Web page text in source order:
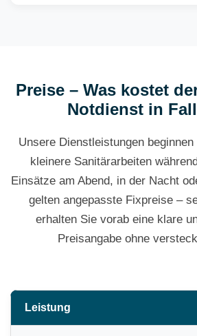
Preise – Was kostet
Notdienst in
Unsere Dienstleistungen
kleinere Sanitärarbeiten
Einsätze am Abend, in der Nacht
gelten angepasste Fixpreise –
erhalten Sie vorab eine klare
Preisangabe ohne
Leistung